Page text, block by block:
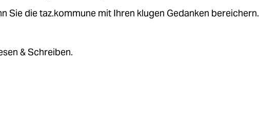
Sie die taz.kommune mit Ihren klugen Gedanken bereichern.
& Schreiben.